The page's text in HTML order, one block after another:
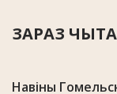
ЗАРАЗ
Навіны